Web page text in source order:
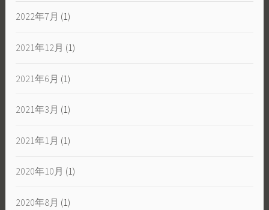
2022年7月 (1)
2021年12月 (1)
2021年6月 (1)
2021年3月 (1)
2021年1月 (1)
2020年10月 (1)
2020年8月 (1)